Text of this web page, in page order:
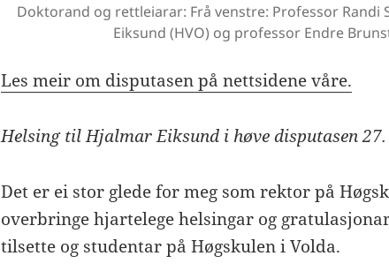
Doktorand og rettleiarar: Frå venstre: Professor Randi
Eiksund (HVO) og professor Endre
Les meir om disputasen på nettsidene våre.
Helsing til Hjalmar Eiksund i høve disputasen
Det er ei stor glede for meg som rektor på
overbringe hjartelege helsingar og
tilsette og studentar på Høgskulen i Volda.